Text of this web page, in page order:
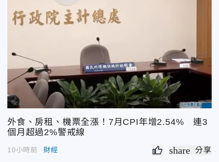
外食、房租、機票全漲！7月CPI年增2.54% 連3
個月超過2%警戒線
10小時前 財經 share 分享